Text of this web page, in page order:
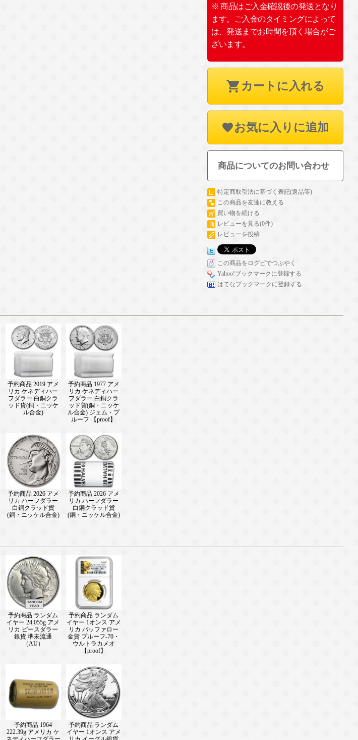
※ 商品はご入金確認後の発送となり
ます。ご入金のタイミングによって
は、発送までお時間を頂く場合がご
ざいます。
カートに入れる
お気に入りに追加
商品についてのお問い合わせ
特定商取引法に基づく表記(返品等)
この商品を友達に教える
買い物を続ける
レビューを見る(0件)
レビューを投稿
この商品をログピでつぶやく
Yahoo!ブックマークに登録する
はてなブックマークに登録する
予約商品 2019 アメ
リカ ケネディハー
フダラー 白銅クラ
ッド貨(銅・ニッケ
ル合金)
予約商品 1977 アメ
リカ ケネディハー
フダラー 白銅クラ
ッド貨(銅・ニッケ
ル合金) ジェム・プ
ルーフ 【proof】
予約商品 2026 アメ
リカ ハーフダラー
白銅クラッド貨
(銅・ニッケル合金)
予約商品 2026 アメ
リカ ハーフダラー
白銅クラッド貨
(銅・ニッケル合金)
予約商品 ランダム
イヤー 24.055g アメ
リカ ピースダラー
銀貨 準未流通
（AU）
予約商品 ランダム
イヤー 1オンス アメ
リカ バッファロー
金貨 プルーフ-70・
ウルトラカメオ
【proof】
予約商品 1964
222.39g アメリカ ケ
予約商品 ランダム
イヤー 1オンス アメ